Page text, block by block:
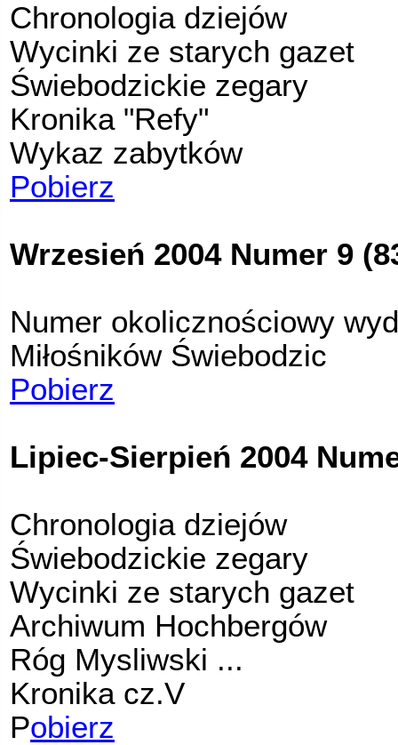
Chronologia dziejów
Wycinki ze starych gazet
Świebodzickie zegary
Kronika "Refy"
Wykaz zabytków
Pobierz
Wrzesień 2004 Numer 9
Numer okolicznościowy
Miłośników Świebodzic
Pobierz
Lipiec-Sierpień 2004
Chronologia dziejów
Świebodzickie zegary
Wycinki ze starych gazet
Archiwum Hochbergów
Róg Mysliwski ...
Kronika cz.V
Pobierz